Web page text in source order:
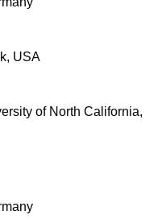
USA
of North California,